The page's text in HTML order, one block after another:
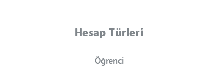
Hesap Türleri
Öğrenci